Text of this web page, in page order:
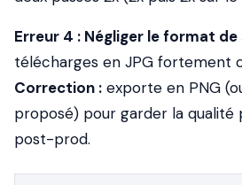
Erreur 4 : Négliger le format
télécharges en JPG fortement
Correction : exporte en PNG
proposé) pour garder la qualité
post-prod.